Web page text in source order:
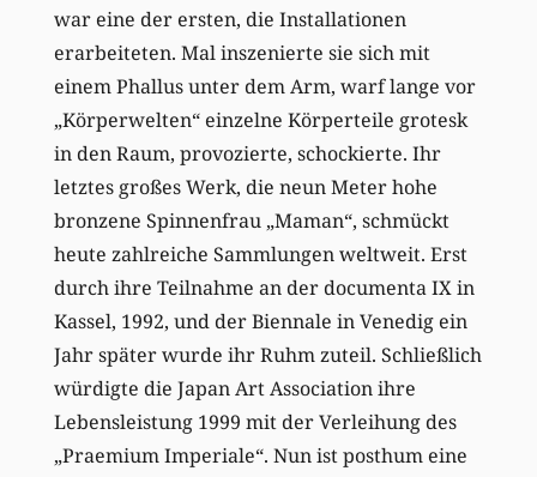
war eine der ersten, die Installationen
erarbeiteten. Mal inszenierte sie sich mit
einem Phallus unter dem Arm, warf lange vor
„Körperwelten“ einzelne Körperteile grotesk
in den Raum, provozierte, schockierte. Ihr
letztes großes Werk, die neun Meter hohe
bronzene Spinnenfrau „Maman“, schmückt
heute zahlreiche Sammlungen weltweit. Erst
durch ihre Teilnahme an der documenta IX in
Kassel, 1992, und der Biennale in Venedig ein
Jahr später wurde ihr Ruhm zuteil. Schließlich
würdigte die Japan Art Association ihre
Lebensleistung 1999 mit der Verleihung des
„Praemium Imperiale“. Nun ist posthum eine